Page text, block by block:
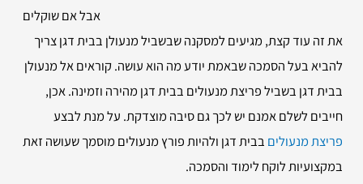
אבל אם שוקלים
את זה עוד קצת, מגיעים למסקנה שבשביל מנעולן בבית דגן צריך
להביא בעל הסמכה שבאמת יודע מה הוא עושה. קוראים אל מנעולן
בבית דגן בשביל פריצת מנעולים בבית דגן מהירה וזמינה. אכן,
חייבים לשלם אמנם יש לכך גם סיבה מוצדקת. על מנת לבצע
פריצת מנעולים בבית דגן ולהיות פורץ מנעולים מוסמך שעושה זאת
במקצועיות לוקח לימוד והסמכה.